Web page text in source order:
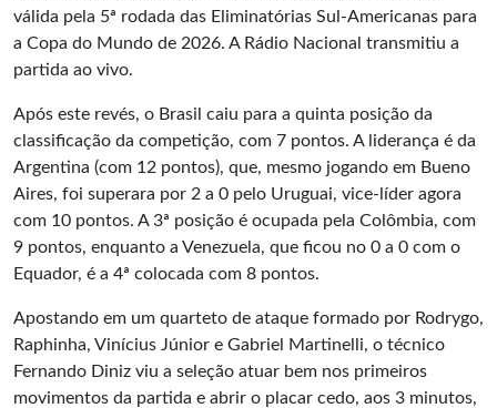
válida pela 5ª rodada das Eliminatórias Sul-Americanas para
a Copa do Mundo de 2026. A Rádio Nacional transmitiu a
partida ao vivo.
Após este revés, o Brasil caiu para a quinta posição da
classificação da competição, com 7 pontos. A liderança é da
Argentina (com 12 pontos), que, mesmo jogando em Bueno
Aires, foi superara por 2 a 0 pelo Uruguai, vice-líder agora
com 10 pontos. A 3ª posição é ocupada pela Colômbia, com
9 pontos, enquanto a Venezuela, que ficou no 0 a 0 com o
Equador, é a 4ª colocada com 8 pontos.
Apostando em um quarteto de ataque formado por Rodrygo,
Raphinha, Vinícius Júnior e Gabriel Martinelli, o técnico
Fernando Diniz viu a seleção atuar bem nos primeiros
movimentos da partida e abrir o placar cedo, aos 3 minutos,